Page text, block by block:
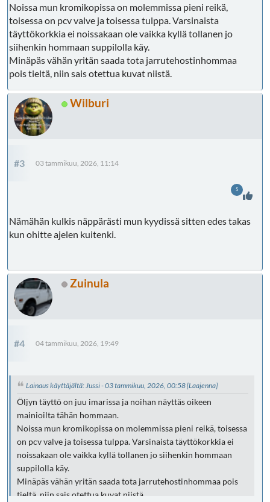
Noissa mun kromikopissa on molemmissa pieni reikä,
toisessa on pcv valve ja toisessa tulppa. Varsinaista
täyttökorkkia ei noissakaan ole vaikka kyllä tollanen jo
siihenkin hommaan suppilolla käy.
Minäpäs vähän yritän saada tota jarrutehostinhommaa
pois tieltä, niin sais otettua kuvat niistä.
Wilburi
#3 03 tammikuu, 2026, 11:14
Nämähän kulkis näppärästi mun kyydissä sitten edes takas
kun ohitte ajelen kuitenki.
5
Zuinula
#4 04 tammikuu, 2026, 19:49
Lainaus käyttäjältä: Jussi - 03 tammikuu, 2026, 00:58[Laajenna]
Öljyn täyttö on juu imarissa ja noihan näyttäs oikeen
mainioilta tähän hommaan.
Noissa mun kromikopissa on molemmissa pieni reikä, toisessa
on pcv valve ja toisessa tulppa. Varsinaista täyttökorkkia ei
noissakaan ole vaikka kyllä tollanen jo siihenkin hommaan
suppilolla käy.
Minäpäs vähän yritän saada tota jarrutehostinhommaa pois
tieltä, niin sais otettua kuvat niistä.